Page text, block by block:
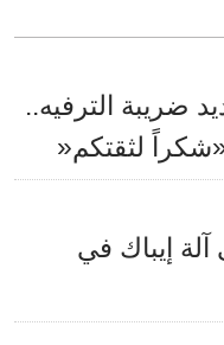
ضريبة الترفيه..
لثقتكم«
إيباك في